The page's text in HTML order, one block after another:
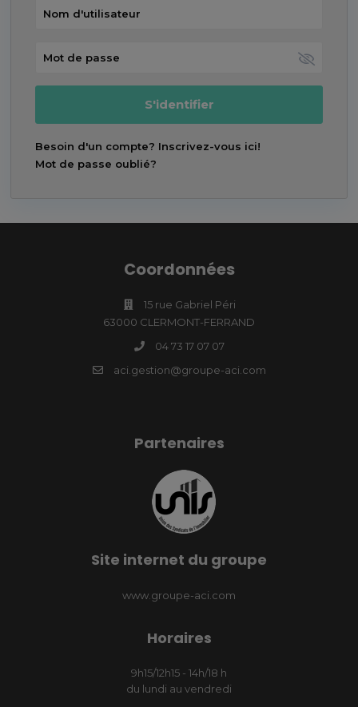
S'identifier
Besoin d'un compte? Inscrivez-vous ici!
Mot de passe oublié?
Coordonnées
15 rue Gabriel Péri
63000 CLERMONT-FERRAND
04 73 17 07 07
aci.gestion@groupe-aci.com
Partenaires
Site internet du groupe
www.groupe-aci.com
Horaires
9h15/12h15 - 14h/18 h
du lundi au vendredi